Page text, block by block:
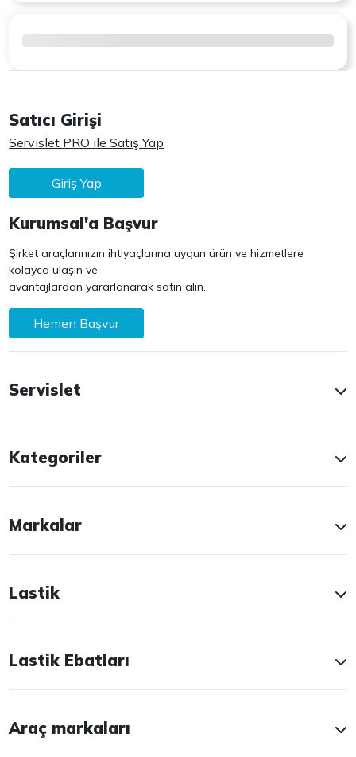
Satıcı Girişi
Servislet PRO ile Satış Yap
Giriş Yap
Kurumsal'a Başvur
Şirket araçlarınızın ihtiyaçlarına uygun ürün ve hizmetlere
kolayca ulaşın ve
avantajlardan yararlanarak satın alın.
Hemen Başvur
Servislet
Kategoriler
Markalar
Lastik
Lastik Ebatları
Araç markaları